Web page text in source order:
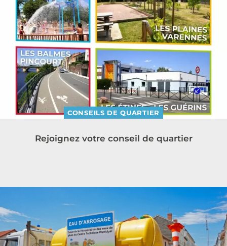
CONSEILS DE QUARTIER
Rejoignez votre conseil de quartier